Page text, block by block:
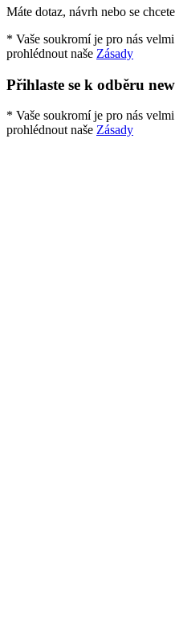
Máte dotaz, návrh nebo se
* Vaše soukromí je pro nás
prohlédnout naše Zásady
Přihlaste se k odběru
* Vaše soukromí je pro nás
prohlédnout naše Zásady